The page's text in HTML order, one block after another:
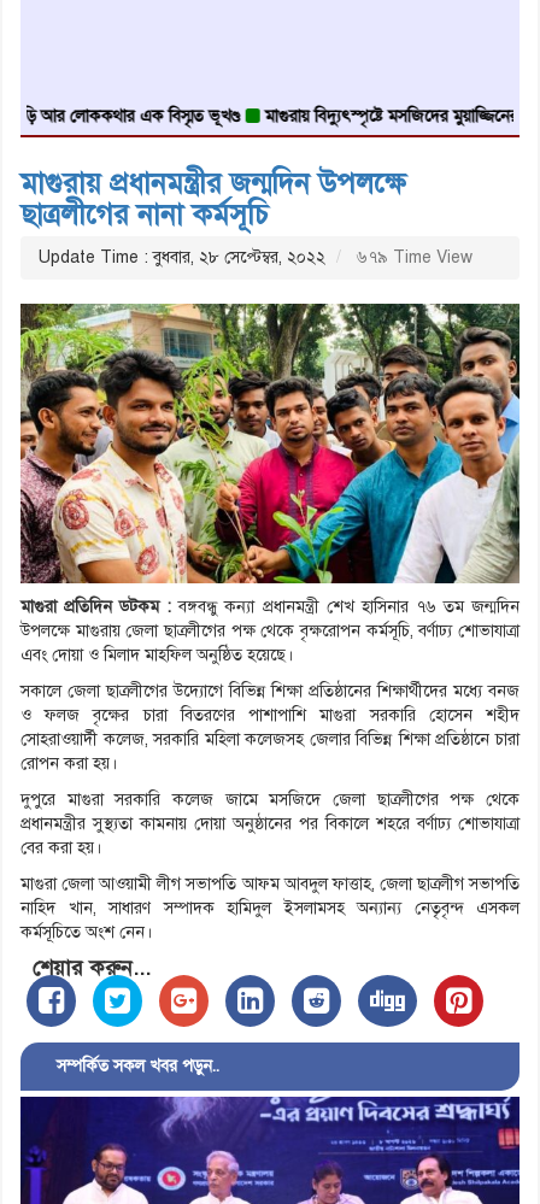
লোককথার এক বিস্মৃত ভূখণ্ড মাগুরায় বিদ্যুৎস্পৃষ্টে মসজিদের মুয়াজ্জিনের মৃত্যু
মাগুরায় প্রধানমন্ত্রীর জন্মদিন উপলক্ষে
ছাত্রলীগের নানা কর্মসূচি
Update Time : বুধবার, ২৮ সেপ্টেম্বর, ২০২২ ৬৭৯ Time View
মাগুরা প্রতিদিন ডটকম : বঙ্গবন্ধু কন্যা প্রধানমন্ত্রী শেখ হাসিনার ৭৬ তম জন্মদিন
উপলক্ষে মাগুরায় জেলা ছাত্রলীগের পক্ষ থেকে বৃক্ষরোপন কর্মসূচি, বর্ণাঢ্য শোভাযাত্রা
এবং দোয়া ও মিলাদ মাহফিল অনুষ্ঠিত হয়েছে।
সকালে জেলা ছাত্রলীগের উদ্যোগে বিভিন্ন শিক্ষা প্রতিষ্ঠানের শিক্ষার্থীদের মধ্যে বনজ
ও ফলজ বৃক্ষের চারা বিতরণের পাশাপাশি মাগুরা সরকারি হোসেন শহীদ
সোহরাওয়ার্দী কলেজ, সরকারি মহিলা কলেজসহ জেলার বিভিন্ন শিক্ষা প্রতিষ্ঠানে চারা
রোপন করা হয়।
দুপুরে মাগুরা সরকারি কলেজ জামে মসজিদে জেলা ছাত্রলীগের পক্ষ থেকে
প্রধানমন্ত্রীর সুস্থ্যতা কামনায় দোয়া অনুষ্ঠানের পর বিকালে শহরে বর্ণাঢ্য শোভাযাত্রা
বের করা হয়।
মাগুরা জেলা আওয়ামী লীগ সভাপতি আফম আবদুল ফাত্তাহ, জেলা ছাত্রলীগ সভাপতি
নাহিদ খান, সাধারণ সম্পাদক হামিদুল ইসলামসহ অন্যান্য নেতৃবৃন্দ এসকল
কর্মসূচিতে অংশ নেন।
শেয়ার করুন...
সম্পর্কিত সকল খবর পড়ুন..